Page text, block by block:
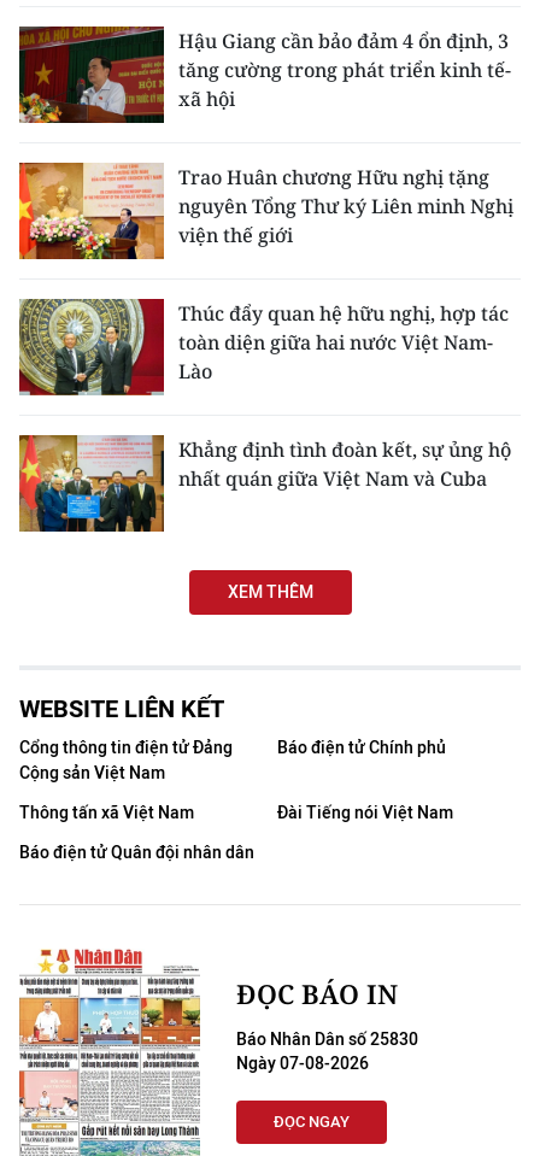
Hậu Giang cần bảo đảm 4 ổn định, 3
tăng cường trong phát triển kinh tế-
xã hội
Trao Huân chương Hữu nghị tặng
nguyên Tổng Thư ký Liên minh Nghị
viện thế giới
Thúc đẩy quan hệ hữu nghị, hợp tác
toàn diện giữa hai nước Việt Nam-
Lào
Khẳng định tình đoàn kết, sự ủng hộ
nhất quán giữa Việt Nam và Cuba
XEM THÊM
WEBSITE LIÊN KẾT
Cổng thông tin điện tử Đảng
Cộng sản Việt Nam
Báo điện tử Chính phủ
Thông tấn xã Việt Nam
Đài Tiếng nói Việt Nam
Báo điện tử Quân đội nhân dân
ĐỌC BÁO IN
Báo Nhân Dân số 25830
Ngày 07-08-2026
ĐỌC NGAY